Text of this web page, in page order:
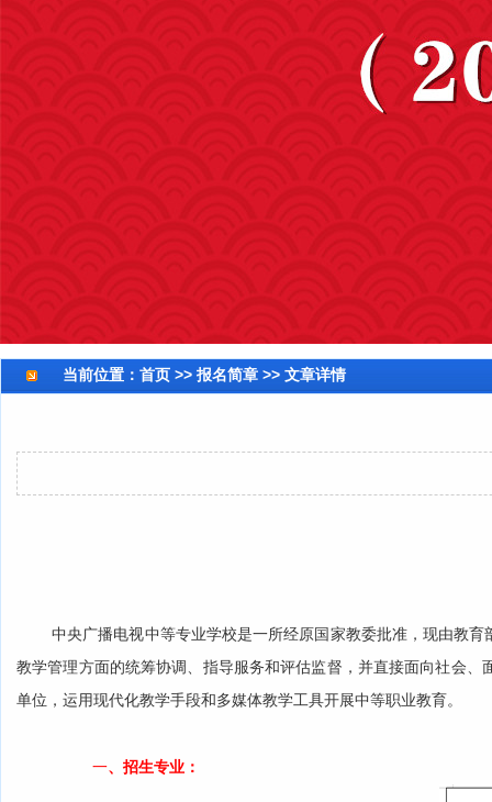
当前位置： 首页 >> 报名简章 >> 文章详情
中央广播电视中等专业学校是一所经原国家教委批准，现由教
教学管理方面的统筹协调、指导服务和评估监督，并直接面向社会
单位，运用现代化教学手段和多媒体教学工具开展中等职业教育。
一、招生专业：